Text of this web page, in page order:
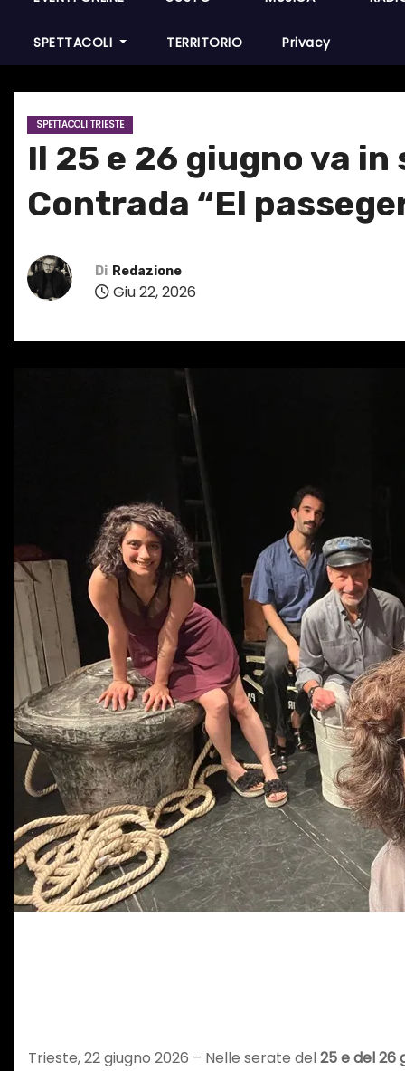
SPETTACOLI TERRITORIO Privacy
SPETTACOLI TRIESTE
Il 25 e 26 giugno va
Contrada “El
Di Redazione
Giu 22, 2026
Trieste, 22 giugno 2026 – Nelle serate del25 e del 26